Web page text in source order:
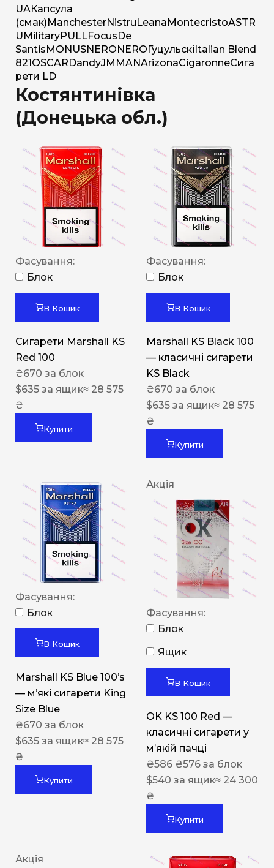
UAКапсула
(смак) ManchesterNistru Leana MontecristoASTR
U MilitaryPULLFocus De
Santis MONUSNERO NERO Гуцульскі Italian Blend
821 OSCAR DandyJM MANArizonaCigaronneСига
рети LD
Костянтинівка
(Донецька обл.)
Фасування:
Блок
В Кошик
Сигарети Marshall KS
Red 100
₴670 за блок
$635 за ящик≈ 28 575
₴
Купити
Фасування:
Блок
В Кошик
Marshall KS Black 100
— класичні сигарети
KS Black
₴670 за блок
$635 за ящик≈ 28 575
₴
Купити
Фасування:
Блок
В Кошик
Marshall KS Blue 100’s
— м’які сигарети King
Size Blue
₴670 за блок
$635 за ящик≈ 28 575
₴
Купити
Акція
Фасування:
Блок
Ящик
В Кошик
OK KS 100 Red —
класичні сигарети у
м’якій пачці
₴586 ₴576 за блок
$540 за ящик≈ 24 300
₴
Купити
Акція